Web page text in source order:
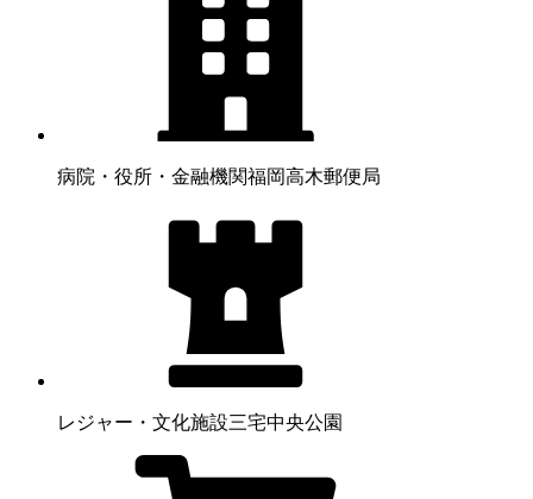
病院・役所・金融機関福岡高木郵便局
レジャー・文化施設三宅中央公園